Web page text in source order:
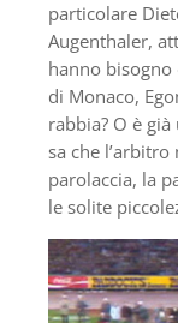
particolare
Augenthaler,
hanno bisogno
di Monaco,
rabbia? O è
sa che
parolaccia, la
le solite